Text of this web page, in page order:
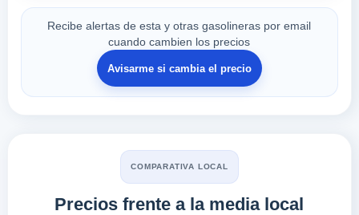
Recibe alertas de esta y otras gasolineras por email
cuando cambien los precios
Avisarme si cambia el precio
COMPARATIVA LOCAL
Precios frente a la media local